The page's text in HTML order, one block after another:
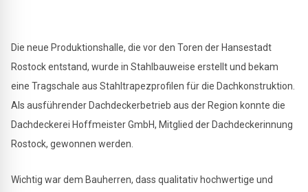
Die neue Produktionshalle, die vor den Toren der Hansestadt
Rostock entstand, wurde in Stahlbauweise erstellt und bekam
eine Tragschale aus Stahltrapezprofilen für die Dachkonstruktion.
Als ausführender Dachdeckerbetrieb aus der Region konnte die
Dachdeckerei Hoffmeister GmbH, Mitglied der Dachdeckerinnung
Rostock, gewonnen werden.
Wichtig war dem Bauherren, dass qualitativ hochwertige und